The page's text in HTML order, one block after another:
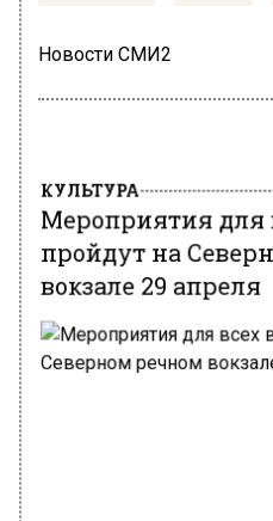
Новости СМИ2
КУЛЬТУРА
Мероприятия для
пройдут на
вокзале 29 апреля